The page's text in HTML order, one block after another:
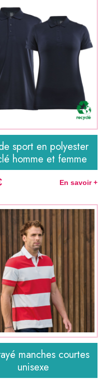
sport en polyester
homme et femme
En savoir +
manches courtes
unisexe